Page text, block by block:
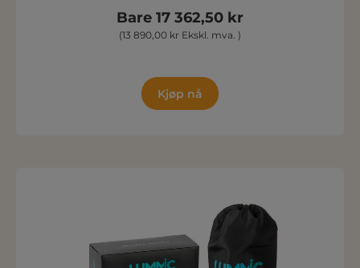
Bare 17 362,50 kr
(13 890,00 kr Ekskl. mva. )
Kjøp nå